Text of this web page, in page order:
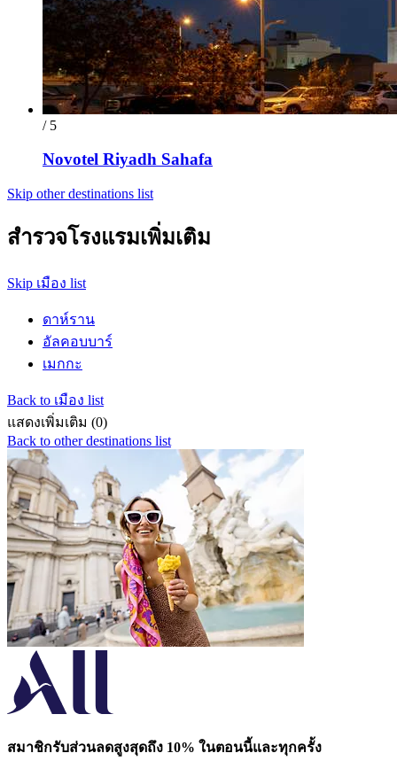
/ 5
Novotel Riyadh Sahafa
Skip other destinations list
สำรวจโรงแรมเพิ่มเติม
Skip เมือง list
ดาห์ราน
อัลคอบบาร์
เมกกะ
Back to เมือง list
แสดงเพิ่มเติม (0)
Back to other destinations list
สมาชิกรับส่วนลดสูงสุดถึง 10% ในตอนนี้และทุกครั้ง